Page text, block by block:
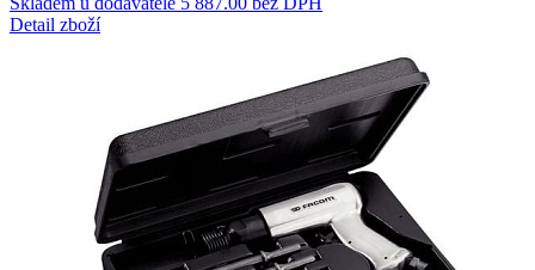
Detail zboží